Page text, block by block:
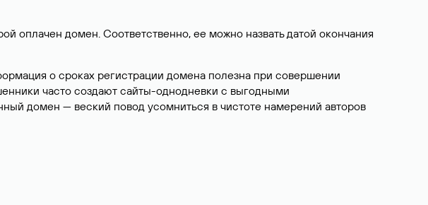
оплачен домен. Соответственно, ее можно назвать датой окончания
о сроках регистрации домена полезна при совершении
часто создают сайты-однодневки с выгодными
домен — веский повод усомниться в чистоте намерений авторов